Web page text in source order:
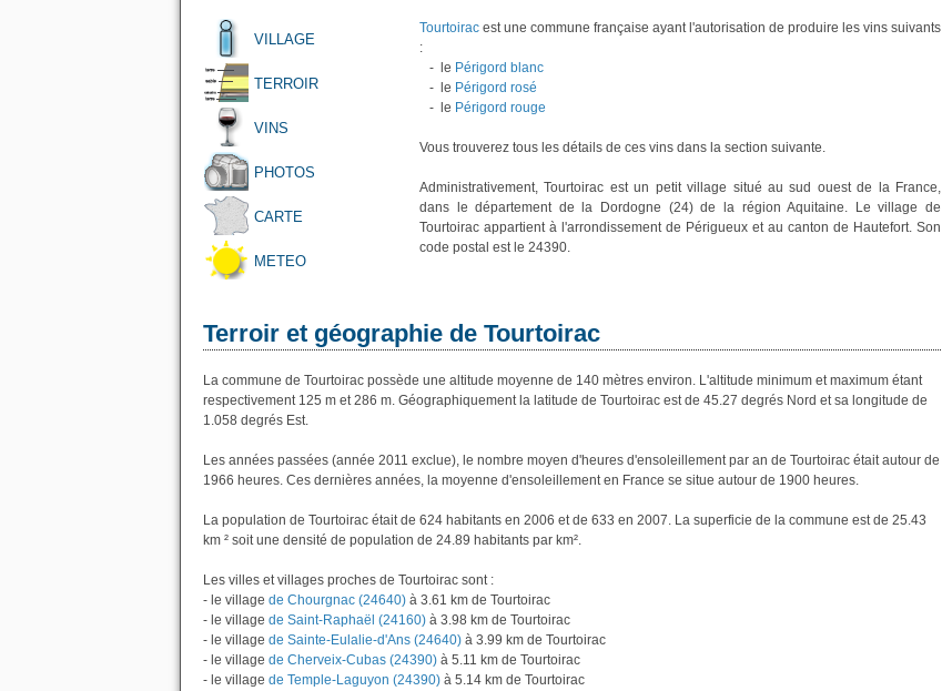
VILLAGE
TERROIR
VINS
PHOTOS
CARTE
METEO
Tourtoirac est une commune française ayant l'autorisation de produire les vins suivants
:
- le Périgord blanc
- le Périgord rosé
- le Périgord rouge
Vous trouverez tous les détails de ces vins dans la section suivante.
Administrativement, Tourtoirac est un petit village situé au sud ouest de la France,
dans le département de la Dordogne (24) de la région Aquitaine. Le village de
Tourtoirac appartient à l'arrondissement de Périgueux et au canton de Hautefort. Son
code postal est le 24390.
Terroir et géographie de Tourtoirac
La commune de Tourtoirac possède une altitude moyenne de 140 mètres environ. L'altitude minimum et maximum étant
respectivement 125 m et 286 m. Géographiquement la latitude de Tourtoirac est de 45.27 degrés Nord et sa longitude de
1.058 degrés Est.
Les années passées (année 2011 exclue), le nombre moyen d'heures d'ensoleillement par an de Tourtoirac était autour de
1966 heures. Ces dernières années, la moyenne d'ensoleillement en France se situe autour de 1900 heures.
La population de Tourtoirac était de 624 habitants en 2006 et de 633 en 2007. La superficie de la commune est de 25.43
km ² soit une densité de population de 24.89 habitants par km².
Les villes et villages proches de Tourtoirac sont :
- le village de Chourgnac (24640) à 3.61 km de Tourtoirac
- le village de Saint-Raphaël (24160) à 3.98 km de Tourtoirac
- le village de Sainte-Eulalie-d'Ans (24640) à 3.99 km de Tourtoirac
- le village de Cherveix-Cubas (24390) à 5.11 km de Tourtoirac
- le village de Temple-Laguyon (24390) à 5.14 km de Tourtoirac